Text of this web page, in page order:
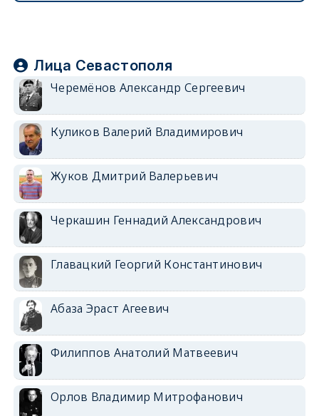
Лица Севастополя
Черемёнов Александр Сергеевич
Куликов Валерий Владимирович
Жуков Дмитрий Валерьевич
Черкашин Геннадий Александрович
Главацкий Георгий Константинович
Абаза Эраст Агеевич
Филиппов Анатолий Матвеевич
Орлов Владимир Митрофанович